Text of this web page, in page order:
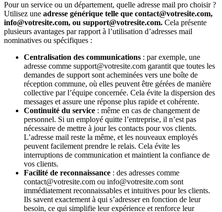
Pour un service ou un département, quelle adresse mail pro choisir ?
Utilisez une adresse générique telle que contact@votresite.com,
info@votresite.com, ou support@votresite.com. Cela présente
plusieurs avantages par rapport à l’utilisation d’adresses mail
nominatives ou spécifiques :
Centralisation des communications : par exemple, une
adresse comme support@votresite.com garantit que toutes les
demandes de support sont acheminées vers une boîte de
réception commune, où elles peuvent être gérées de manière
collective par l’équipe concernée. Cela évite la dispersion des
messages et assure une réponse plus rapide et cohérente.
Continuité du service : même en cas de changement de
personnel. Si un employé quitte l’entreprise, il n’est pas
nécessaire de mettre à jour les contacts pour vos clients.
L’adresse mail reste la même, et les nouveaux employés
peuvent facilement prendre le relais. Cela évite les
interruptions de communication et maintient la confiance de
vos clients.
Facilité de reconnaissance : des adresses comme
contact@votresite.com ou info@votresite.com sont
immédiatement reconnaissables et intuitives pour les clients.
Ils savent exactement à qui s’adresser en fonction de leur
besoin, ce qui simplifie leur expérience et renforce leur